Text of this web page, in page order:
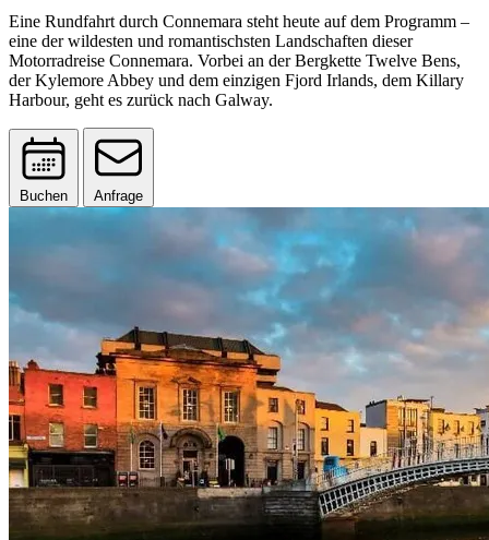
Eine Rundfahrt durch Connemara steht heute auf dem Programm –
eine der wildesten und romantischsten Landschaften dieser
Motorradreise Connemara. Vorbei an der Bergkette Twelve Bens,
der Kylemore Abbey und dem einzigen Fjord Irlands, dem Killary
Harbour, geht es zurück nach Galway.
Buchen Anfrage